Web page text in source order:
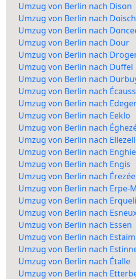
Umzug von Berlin nach Dison
Umzug von Berlin nach
Umzug von Berlin nach
Umzug von Berlin nach Dour
Umzug von Berlin nach
Umzug von Berlin nach Duffel
Umzug von Berlin nach
Umzug von Berlin nach
Umzug von Berlin nach
Umzug von Berlin nach Eeklo
Umzug von Berlin nach
Umzug von Berlin nach
Umzug von Berlin nach
Umzug von Berlin nach Engis
Umzug von Berlin nach Érezée
Umzug von Berlin nach Erpe-
Umzug von Berlin nach
Umzug von Berlin nach
Umzug von Berlin nach Essen
Umzug von Berlin nach
Umzug von Berlin nach
Umzug von Berlin nach Étalle
Umzug von Berlin nach